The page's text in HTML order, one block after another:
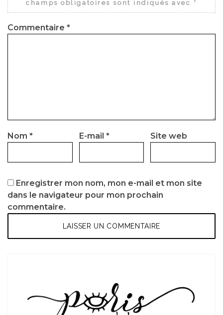
champs obligatoires sont indiqués avec *
Commentaire *
Nom * E-mail * Site web
Enregistrer mon nom, mon e-mail et mon site
dans le navigateur pour mon prochain
commentaire.